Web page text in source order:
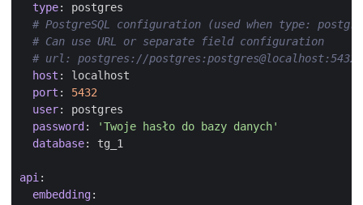
type:
postgres
# PostgreSQL configuration (used when type:
# Can use URL or separate field configuration
# url: postgres://postgres:postgres@localhost:5432/
host :
localhost
port :
5432
user:
postgres
password :
'Twoje hasło do bazy danych'
database: tg_1
api:
embedding: